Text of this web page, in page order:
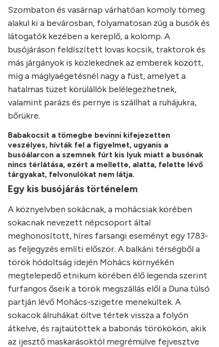
Szombaton és vasárnap várhatóan komoly tömeg
alakul ki a bevárosban, folyamatosan zúg a busók és
látogatók kezében a kereplő, a kolomp. A
busójáráson feldíszített lovas kocsik, traktorok és
más járgányok is közlekednek az emberek között,
míg a máglyaégetésnél nagy a füst, amelyet a
hatalmas tüzet körülállók belélegezhetnek,
valamint parázs és pernye is szállhat a ruhájukra,
bőrükre.
Babakocsit a tömegbe bevinni kifejezetten
veszélyes, hívták fel a figyelmet, ugyanis a
busóálarcon a szemnek fúrt kis lyuk miatt a busónak
nincs térlátása, ezért a mellette, alatta, felette lévő
tárgyakat, felvonulókat nem látja.
Egy kis busójárás történelem
A köznyelvben sokácnak, a mohácsiak körében
sokacnak nevezett népcsoport által
meghonosított, híres farsangi eseményt egy 1783-
as feljegyzés említi először. A balkáni térségből a
török hódoltság idején Mohács környékén
megtelepedő etnikum körében élő legenda szerint
furfangos őseik a török megszállás elől a Duna túlsó
partján lévő Mohács-szigetre menekültek. A
sokacok álruhákat öltve tértek vissza a folyón
átkelve, és rajtaütöttek a babonás törökökön, akik
az ijesztő maskarásoktól megrémülve fejvesztve